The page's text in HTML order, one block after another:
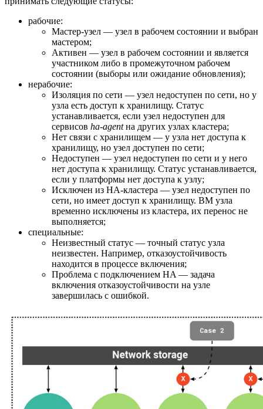
рабочие:
Мастер-узел — узел в рабочем состоянии и выбран
мастером;
Активен — узел в рабочем состоянии и является
участником либо в промежуточном рабочем
состоянии (выборы или ожидание обновления);
нерабочие:
Изоляция по сети — узел недоступен по сети, но у
узла есть доступ к хранилищу. Статус
устанавливается, если узел недоступен для
сервисов ha-agentна других узлах кластера;
Нет связи с хранилищем — у узла нет доступа к
хранилищу, но узел доступен по сети;
Недоступен — узел недоступен по сети и у него
нет доступа к хранилищу. Статус устанавливается,
если у платформы нет доступа к узлу;
Исключен из HA-кластера — узел недоступен по
сети, но имеет доступ к хранилищу. ВМ узла
временно исключены из кластера, их перенос не
выполняется;
специальные:
Неизвестный статус — точный статус узла
неизвестен. Например, отказоустойчивость
находится в процессе включения;
Проблема с подключением HA — задача
включения отказоустойчивости на узле
завершилась с ошибкой.